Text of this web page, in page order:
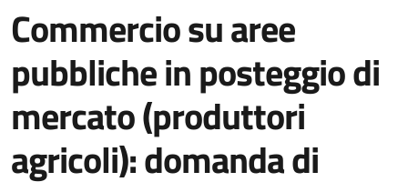
Commercio su aree
pubbliche in posteggio di
mercato (produttori
agricoli): domanda di